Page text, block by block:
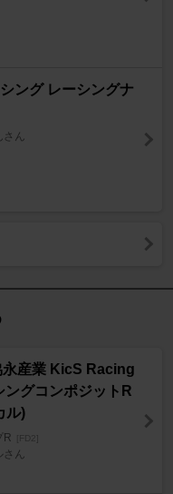
ング レーシングナ
さん
永産業 KicS Racing
ングコンポジットR
ル)
R [FD2]
さん